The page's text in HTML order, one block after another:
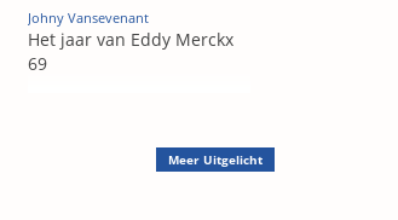
Johny Vansevenant
Het jaar van Eddy Merckx
69
Meer Uitgelicht